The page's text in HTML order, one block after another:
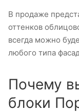
В продаже
оттенков
всегда можно
любого типа
Почему
блоки